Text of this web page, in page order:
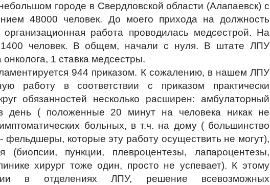
городе в Свердловской области (Алапаевск) с
48000 человек. До моего прихода на должность
работа проводилась медсестрой. На
1400 человек. В общем, начали с нуля. В штате ЛПУ
1 ставка медсестры.
944 приказом. К сожалению, в нашем ЛПУ
работу в соответствии с приказом практически
обязанностей несколько расширен: амбулаторный
день ( положенные 20 минут на человека никак не
больных, в т.ч. на дому ( большинство
фельдшеры, которые эту работу осуществить не могут),
(биопсии, пункции, плевроцентезы, лапароцентезы,
хирург тоже один, просто не успевает). К этому
в отделениях ЛПУ, решение всевозможных